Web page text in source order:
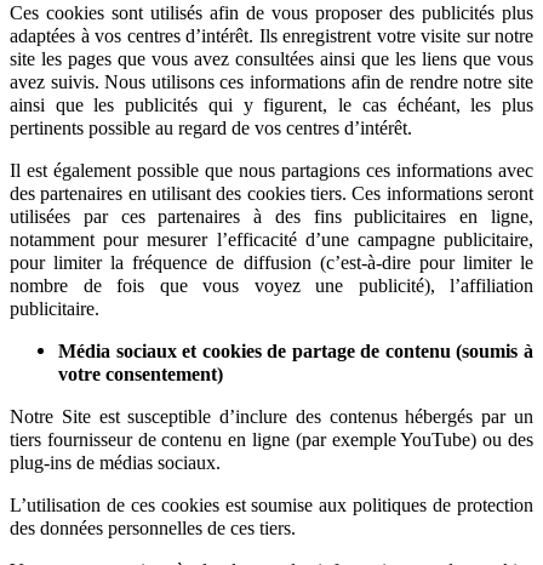
Ces cookies sont utilisés afin de vous proposer des publicités plus
adaptées à vos centres d’intérêt. Ils enregistrent votre visite sur notre
site les pages que vous avez consultées ainsi que les liens que vous
avez suivis. Nous utilisons ces informations afin de rendre notre site
ainsi que les publicités qui y figurent, le cas échéant, les plus
pertinents possible au regard de vos centres d’intérêt.
Il est également possible que nous partagions ces informations avec
des partenaires en utilisant des cookies tiers. Ces informations seront
utilisées par ces partenaires à des fins publicitaires en ligne,
notamment pour mesurer l’efficacité d’une campagne publicitaire,
pour limiter la fréquence de diffusion (c’est-à-dire pour limiter le
nombre de fois que vous voyez une publicité), l’affiliation
publicitaire.
Média sociaux et cookies de partage de contenu (soumis à
votre consentement)
Notre Site est susceptible d’inclure des contenus hébergés par un
tiers fournisseur de contenu en ligne (par exemple YouTube) ou des
plug-ins de médias sociaux.
L’utilisation de ces cookies est soumise aux politiques de protection
des données personnelles de ces tiers.